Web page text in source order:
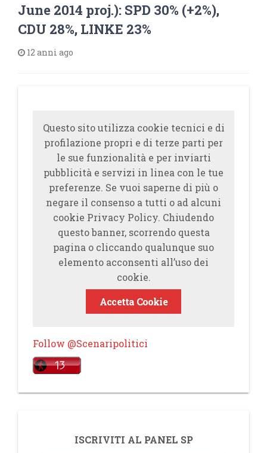
June 2014 proj.): SPD 30% (+2%),
CDU 28%, LINKE 23%
12 anni ago
Questo sito utilizza cookie tecnici e di
profilazione propri e di terze parti per
le sue funzionalità e per inviarti
pubblicità e servizi in linea con le tue
preferenze. Se vuoi saperne di più o
negare il consenso a tutti o ad alcuni
cookie Privacy Policy. Chiudendo
questo banner, scorrendo questa
pagina o cliccando qualunque suo
elemento acconsenti all’uso dei
cookie.
Accetta Cookie
Follow @Scenaripolitici
ISCRIVITI AL PANEL SP